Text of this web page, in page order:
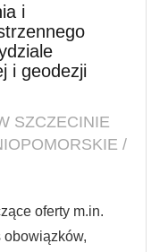
i
i geodezji
SZCZECINIE
/
oferty m.in.